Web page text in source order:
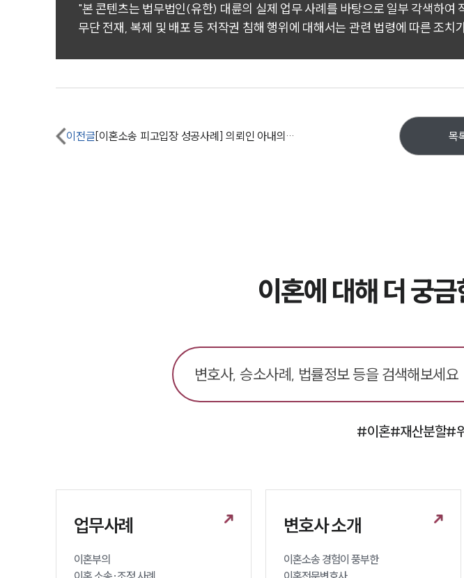
"본 콘텐츠는 법무법인(유한) 대륜의 실제 업무 사례를 바탕으로 일부 각색하여
무단 전재, 복제 및 배포 등 저작권 침해 행위에 대해서는 관련 법령에 따른 조치
이전글 [이혼소송 피고입장 성공사례] 의뢰인 아내의 위자료 소송 기각 목
이혼에 대해 더 궁
#이혼#재산분할#
업무사례
이혼부의
변호사 소개
이혼소송 경험이 풍부한